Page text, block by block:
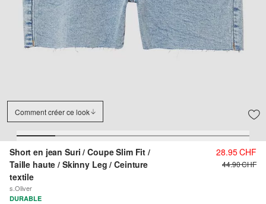
Comment créer ce look
Short en jean Suri / Coupe Slim Fit /
Taille haute / Skinny Leg / Ceinture
textile
s.Oliver
28.95 CHF
44.90 CHF
DURABLE